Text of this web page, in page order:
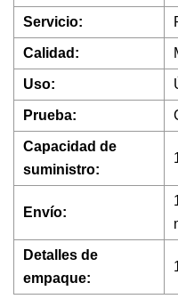
Servicio:
Calidad:
Uso:
Prueba:
Capacidad de
suministro:
Envío:
Detalles de
empaque: